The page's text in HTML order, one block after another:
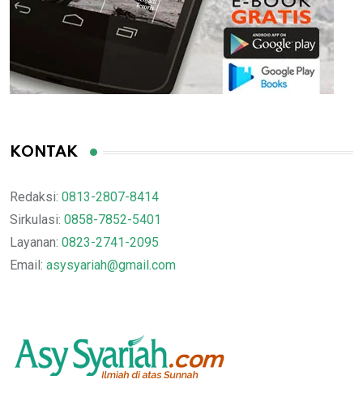
KONTAK
Redaksi: 0813-2807-8414
Sirkulasi: 0858-7852-5401
Layanan: 0823-2741-2095
Email: asysyariah@gmail.com